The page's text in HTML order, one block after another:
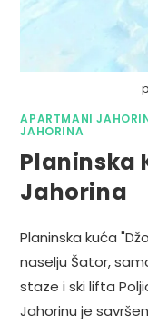
APARTMANI
JAHORINA
Planinska
Jahorina
Planinska kuća
naselju Šator,
staze i ski lifta
Jahorinu je